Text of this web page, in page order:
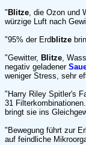
" Blitze, die Ozon und
würzige Luft nach
"95% der Erd blitze
"Gewitter, Blitze,
negativ geladener
weniger Stress, sehr
"Harry Riley Spitler's
31
bringt sie ins
"Bewegung führt zur
auf feindliche